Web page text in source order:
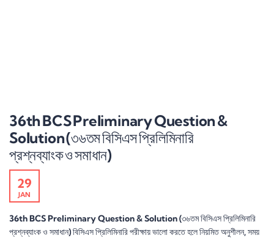
36th BCS Preliminary Question &
Solution (৩৬তম বিসিএস প্রিলিমিনারি
প্রশ্নব্যাংক ও সমাধান)
29
JAN
36th BCS Preliminary Question & Solution (৩৬তম বিসিএস প্রিলিমিনারি
প্রশ্নব্যাংক ও সমাধান) বিসিএস প্রিলিমিনারি পরীক্ষায় ভালো করতে হলে নিয়মিত অনুশীলন, সময়